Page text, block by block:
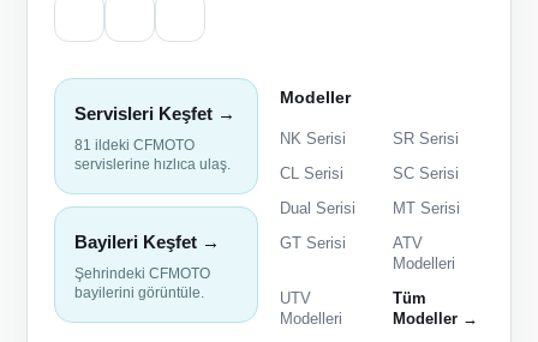
Servisleri Keşfet →
81 ildeki CFMOTO
servislerine hızlıca ulaş.
Bayileri Keşfet →
Şehrindeki CFMOTO
bayilerini görüntüle.
Modeller
NK Serisi
SR Serisi
CL Serisi
SC Serisi
Dual Serisi
MT Serisi
GT Serisi
ATV
Modelleri
UTV
Modelleri
Tüm
Modeller →